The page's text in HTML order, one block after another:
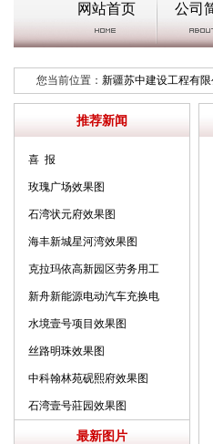
网站首页 公司
您当前位置： 新疆苏中建设工程有限
推荐新闻
喜 报
玫瑰广场效果图
石湾状元府效果图
海丰新城星河湾效果图
克拉玛依高新园区劳务用工
保障园效果图
新舟新能源电动汽车充换电
设备制造效果
水境壹号项目效果图
丝路明珠效果图
中科翰林苑砚熙府效果图
石湾壹号莊园效果图
最新图片